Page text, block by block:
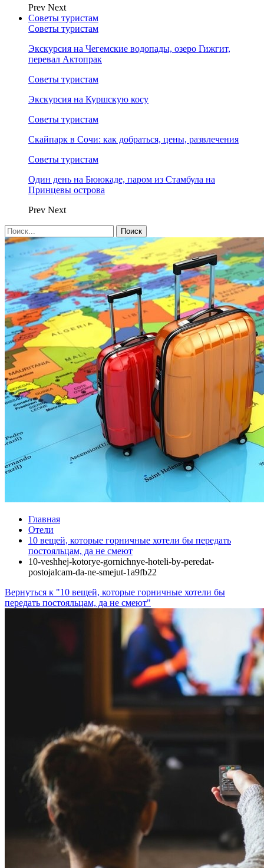
Prev Next
Советы туристам
Советы туристам
Экскурсия на Чегемские водопады, озеро Гижгит,
перевал Актопрак
Советы туристам
Экскурсия на Куршскую косу
Советы туристам
Скайпарк в Сочи: как добраться, цены, развлечения
Советы туристам
Один день на Бююкаде, паром из Стамбула на
Принцевы острова
Prev Next
Главная
Отели
10 вещей, которые горничные хотели бы передать
постояльцам, да не смеют
10-veshhej-kotorye-gornichnye-hoteli-by-peredat-
postojalcam-da-ne-smejut-1a9fb22
Вернуться к "10 вещей, которые горничные хотели бы
передать постояльцам, да не смеют"